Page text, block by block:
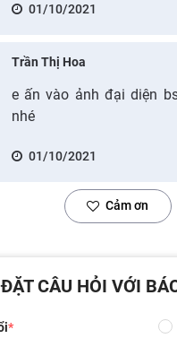
01/10/2021
Trần Thị Hoa
e ấn vào ảnh đại diện
nhé
01/10/2021
Cảm ơn
ĐẶT CÂU HỎI VỚI